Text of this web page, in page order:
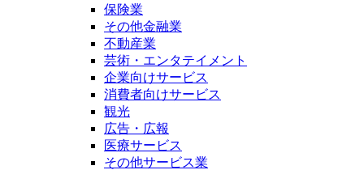
保険業
その他金融業
不動産業
芸術・エンタテイメント
企業向けサービス
消費者向けサービス
観光
広告・広報
医療サービス
その他サービス業